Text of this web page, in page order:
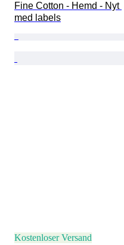
Fine Cotton - Hemd - Nyt
med labels
Kostenloser Versand